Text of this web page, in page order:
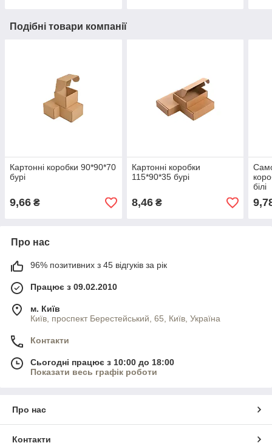
Подібні товари компанії
Картонні коробки 90*90*70
бурі
9,66 ₴
Картонні коробки
115*90*35 бурі
8,46₴
білі
Про нас
96% позитивних з 45 відгуків за рік
Працює з 09.02.2010
м. Київ
Київ, проспект Берестейський, 65, Київ, Україна
Контакти
Сьогодні працює з 10:00 до 18:00
Показати весь графік роботи
Про нас
Контакти